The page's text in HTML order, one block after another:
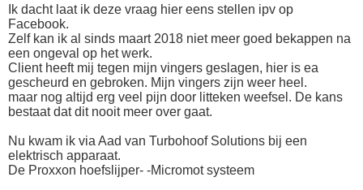
Ik dacht laat ik deze vraag hier eens stellen ipv op
Facebook.
Zelf kan ik al sinds maart 2018 niet meer goed bekappen na
een ongeval op het werk.
Client heeft mij tegen mijn vingers geslagen, hier is ea
gescheurd en gebroken. Mijn vingers zijn weer heel.
maar nog altijd erg veel pijn door litteken weefsel. De kans
bestaat dat dit nooit meer over gaat.
Nu kwam ik via Aad van Turbohoof Solutions bij een
elektrisch apparaat.
De Proxxon hoefslijper- -Micromot systeem